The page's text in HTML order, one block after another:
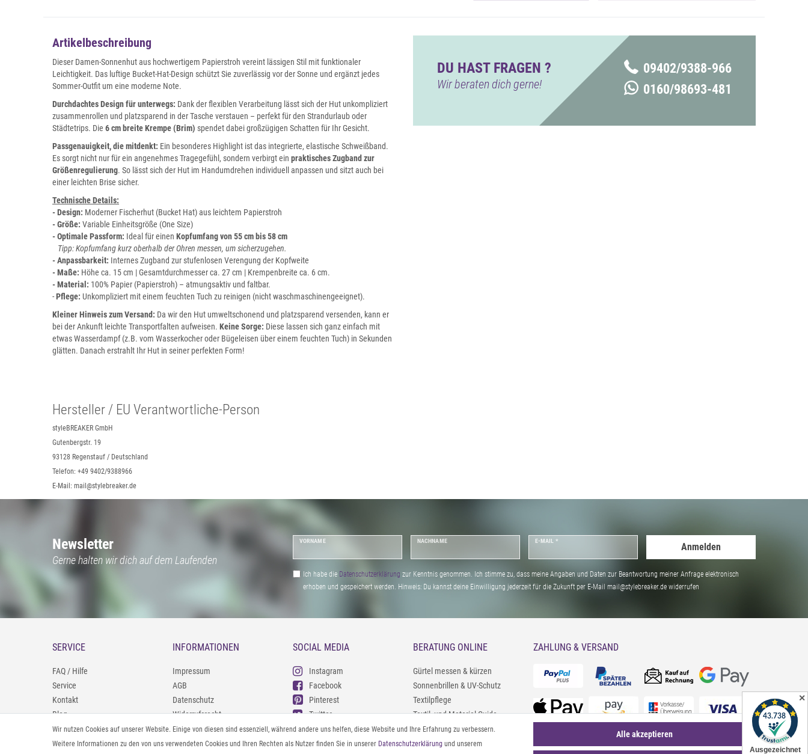
Artikelbeschreibung
Dieser Damen-Sonnenhut aus hochwertigem Papierstroh vereint lässigen Stil mit funktionaler
Leichtigkeit. Das luftige Bucket-Hat-Design schützt Sie zuverlässig vor der Sonne und ergänzt jedes
Sommer-Outfit um eine moderne Note.
Durchdachtes Design für unterwegs: Dank der flexiblen Verarbeitung lässt sich der Hut unkompliziert
zusammenrollen und platzsparend in der Tasche verstauen – perfekt für den Strandurlaub oder
Städtetrips. Die 6 cm breite Krempe (Brim) spendet dabei großzügigen Schatten für Ihr Gesicht.
Passgenauigkeit, die mitdenkt: Ein besonderes Highlight ist das integrierte, elastische Schweißband.
Es sorgt nicht nur für ein angenehmes Tragegefühl, sondern verbirgt ein praktisches Zugband zur
Größenregulierung. So lässt sich der Hut im Handumdrehen individuell anpassen und sitzt auch bei
einer leichten Brise sicher.
Technische Details:
- Design: Moderner Fischerhut (Bucket Hat) aus leichtem Papierstroh
- Größe: Variable Einheitsgröße (One Size)
-Optimale Passform: Ideal für einen Kopfumfang von 55 cm bis 58 cm
Tipp: Kopfumfang kurz oberhalb der Ohren messen, um sicherzugehen.
-Anpassbarkeit: Internes Zugband zur stufenlosen Verengung der Kopfweite
- Maße: Höhe ca. 15 cm | Gesamtdurchmesser ca. 27 cm | Krempenbreite ca. 6 cm.
- Material: 100% Papier (Papierstroh) – atmungsaktiv und faltbar.
-Pflege: Unkompliziert mit einem feuchten Tuch zu reinigen (nicht waschmaschinengeeignet).
Kleiner Hinweis zum Versand: Da wir den Hut umweltschonend und platzsparend versenden, kann er
bei der Ankunft leichte Transportfalten aufweisen. Keine Sorge: Diese lassen sich ganz einfach mit
etwas Wasserdampf (z.B. vom Wasserkocher oder Bügeleisen über einem feuchten Tuch) in Sekunden
glätten. Danach erstrahlt Ihr Hut in seiner perfekten Form!
DU HAST FRAGEN ?
Wir beraten dich gerne!
09402/9388-966
0160/98693-481
Hersteller / EU Verantwortliche-Person
styleBREAKER GmbH
Gutenbergstr. 19
93128 Regenstauf / Deutschland
Telefon: +49 9402/9388966
E-Mail: mail@stylebreaker.de
Newsletter
Gerne halten wir dich auf dem Laufenden
VORNAME NACHNAME E-MAIL *
Anmelden
Ich habe die Daten­schutz­erklärung zur Kenntnis genommen. Ich stimme zu, dass meine Angaben und Daten zur Beantwortung meiner Anfrage elektronisch
erhoben und gespeichert werden. Hinweis: Du kannst deine Einwilligung jederzeit für die Zukunft per E-Mail mail@stylebreaker.de widerrufen
SERVICE
FAQ / Hilfe
Service
Kontakt
Blog
09402/9388966
0160/98693481
INFORMATIONEN
Impressum
AGB
Datenschutz
Widerrufsrecht
Zahlung und Versand
Rücksendeinformationen
SOCIAL MEDIA
Instagram
Facebook
Pinterest
Twitter
Youtube
Threads
BERATUNG ONLINE
Gürtel messen & kürzen
Sonnenbrillen & UV-Schutz
Textilpflege
Textil- und Material-Guide
Geldbörse richtig organisieren
Pflegeanleitung für Caps
ZAHLUNG & VERSAND
Wir nutzen Cookies auf unserer Website. Einige von diesen sind essenziell, während andere uns helfen, diese Website und Ihre Erfahrung zu verbessern.
Weitere Informationen zu den von uns verwendeten Cookies und Ihren Rechten als Nutzer finden Sie in unserer Daten­schutz­erklärung und unserem
Alle akzeptieren
✕